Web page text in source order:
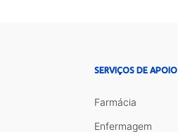
SERVIÇOS DE APOIO
Farmácia
Enfermagem